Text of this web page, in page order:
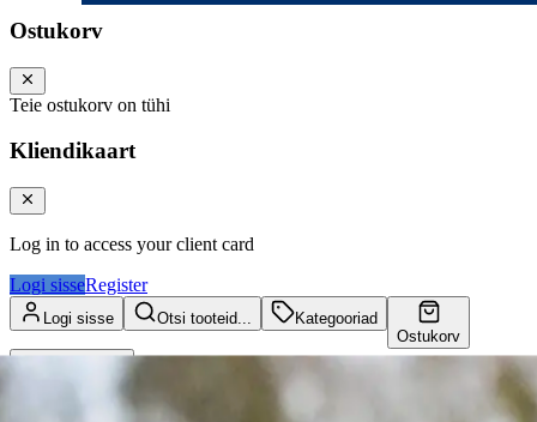
Ostukorv
Teie ostukorv on tühi
Kliendikaart
Log in to access your client card
Logi sisseRegister
Logi sisse Otsi tooteid...
Kategooriad
Ostukorv